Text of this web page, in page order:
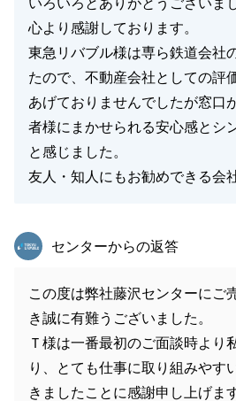
いろいろとありがとうございま
心より感謝しております。
東急リバブル様は専ら鉄道会社
たので、不動産会社としての評
あげておりませんでしたが窓口
者様にまかせられる安心感とシ
と感じました。
友人・知人にもお勧めできる会
東急リバブル
センターからの返答
この度は弊社藤沢センターにご
き誠に有難うございました。
Ｔ様は一番最初のご面談時より
り、とても仕事に取り組みやす
きましたことに感謝申し上げます